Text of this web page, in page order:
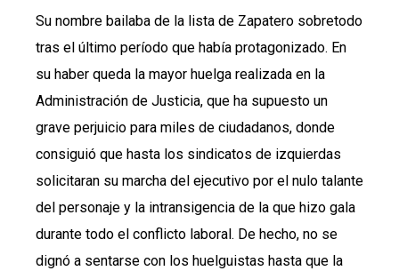
Su nombre bailaba de la lista de Zapatero sobretodo
tras el último período que había protagonizado. En
su haber queda la mayor huelga realizada en la
Administración de Justicia, que ha supuesto un
grave perjuicio para miles de ciudadanos, donde
consiguió que hasta los sindicatos de izquierdas
solicitaran su marcha del ejecutivo por el nulo talante
del personaje y la intransigencia de la que hizo gala
durante todo el conflicto laboral. De hecho, no se
dignó a sentarse con los huelguistas hasta que la